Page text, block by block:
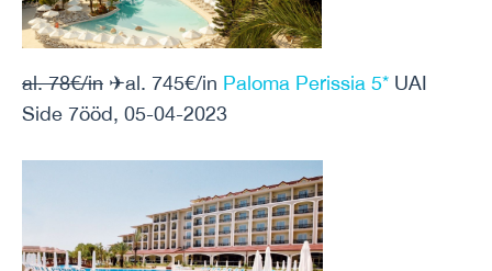
al. 78€/in ✈al. 745€/in Paloma Perissia 5* UAI
Side 7ööd, 05-04-2023